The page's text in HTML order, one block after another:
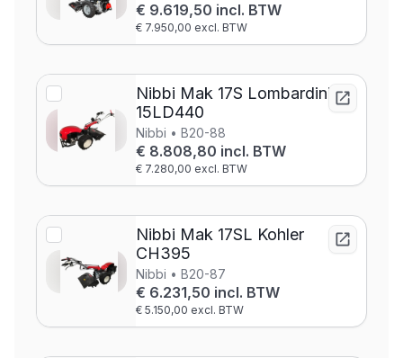
€ 9.619,50 incl. BTW
€ 7.950,00 excl. BTW
Nibbi Mak 17S Lombardini
15LD440
Nibbi • B20-88
€ 8.808,80 incl. BTW
€ 7.280,00 excl. BTW
Nibbi Mak 17SL Kohler
CH395
Nibbi • B20-87
€ 6.231,50 incl. BTW
€ 5.150,00 excl. BTW